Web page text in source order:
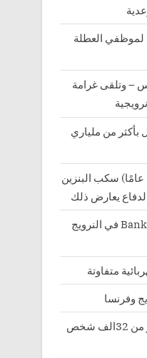
العطلة
– وتلقى غرامة
بأكثر من ملياري
الشرطة ترى أن الفتى (15 عامًا) سكب البنزين
يعارض ذلك
تغييرات كبيرة في نظام BankID في النرويج
متفاوتة
وفرنسا
فضيحة في قضية لربح أكثر من 32الف شخص